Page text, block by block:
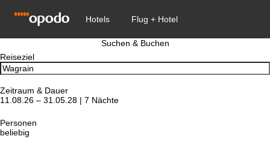
Suchen & Buchen
Reiseziel
Zeitraum & Dauer
11.08.26 – 31.05.28 | 7 Nächte
Personen
beliebig